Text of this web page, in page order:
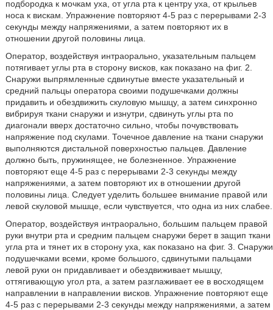
подбородка к мочкам уха, от угла рта к центру уха, от крыльев
носа к вискам. Упражнение повторяют 4-5 раз с перерывами 2-3
секунды между напряжениями, а затем повторяют их в
отношении другой половины лица.
Оператор, воздействуя интраорально, указательным пальцем
потягивает углы рта в сторону висков, как показано на фиг. 2.
Снаружи выпрямленные сдвинутые вместе указательный и
средний пальцы оператора своими подушечками должны
придавить и обездвижить скуловую мышцу, а затем синхронно
вибрируя ткани снаружи и изнутри, сдвинуть углы рта по
диагонали вверх достаточно сильно, чтобы почувствовать
напряжение под скулами. Точечное давление на ткани снаружи
выполняются дистальной поверхностью пальцев. Давление
должно быть, пружинящее, не болезненное. Упражнение
повторяют еще 4-5 раз с перерывами 2-3 секунды между
напряжениями, а затем повторяют их в отношении другой
половины лица. Следует уделить большее внимание правой или
левой скуловой мышце, если чувствуется, что одна из них слабее.
Оператор, воздействуя интраорально, большим пальцем правой
руки внутри рта и средним пальцем снаружи берет в защип ткани
угла рта и тянет их в сторону уха, как показано на фиг. 3. Снаружи
подушечками всеми, кроме большого, сдвинутыми пальцами
левой руки он придавливает и обездвиживает мышцу,
оттягивающую угол рта, а затем разглаживает ее в восходящем
направлении в направлении висков. Упражнение повторяют еще
4-5 раз с перерывами 2-3 секунды между напряжениями, а затем